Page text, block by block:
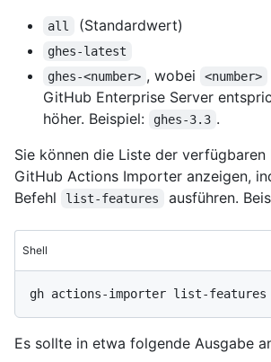
all (Standardwert)
ghes-latest
ghes-<number> , wobei <number>
GitHub Enterprise Server
höher. Beispiel:
ghes-3.3 .
Sie können die Liste der verfügbaren
GitHub Actions Importer anzeigen,
Befehl
list-features ausführen.
Shell
Es sollte in etwa folgende Ausgabe